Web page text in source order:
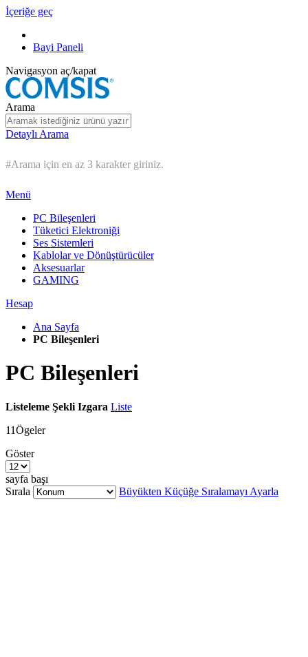
İçeriğe geç
Bayi Paneli
Navigasyon aç/kapat
Arama
Detaylı Arama
#Arama için en az 3 karakter giriniz.
Menü
PC Bileşenleri
Tüketici Elektroniği
Ses Sistemleri
Kablolar ve Dönüştürücüler
Aksesuarlar
GAMING
Hesap
Ana Sayfa
PC Bileşenleri
PC Bileşenleri
Listeleme Şekli Izgara Liste
11Ögeler
Göster
sayfa başı
Sırala
Büyükten Küçüğe Sıralamayı Ayarla